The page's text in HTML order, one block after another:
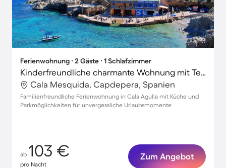
Ferienwohnung ∙ 2 Gäste ∙ 1 Schlafzimmer
Kinderfreundliche charmante Wohnung mit Terrasse | Nah am Strand
Cala Mesquida, Capdepera, Spanien
Familienfreundliche Ferienwohnung in Cala Agulla mit Küche und
Parkmöglichkeiten für unvergessliche Urlaubsmomente
ab 103 €
pro Nacht
Zum Angebot